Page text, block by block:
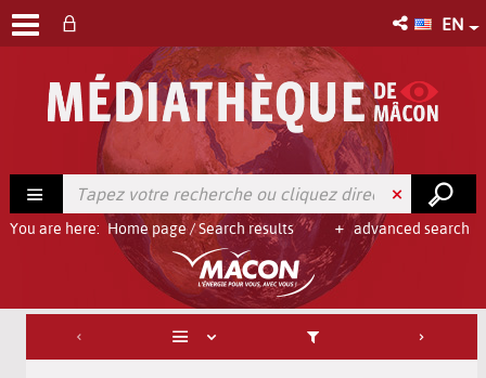
EN
advanced search
You are here: Home page/Search results